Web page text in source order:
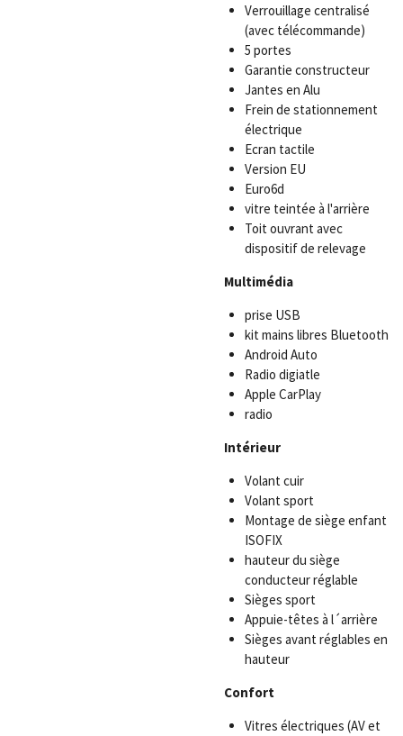
Verrouillage centralisé
(avec télécommande)
5 portes
Garantie constructeur
Jantes en Alu
Frein de stationnement
électrique
Ecran tactile
Version EU
Euro6d
vitre teintée à l'arrière
Toit ouvrant avec
dispositif de relevage
Multimédia
prise USB
kit mains libres Bluetooth
Android Auto
Radio digiatle
Apple CarPlay
radio
Intérieur
Volant cuir
Volant sport
Montage de siège enfant
ISOFIX
hauteur du siège
conducteur réglable
Sièges sport
Appuie-têtes à l´arrière
Sièges avant réglables en
hauteur
Confort
Vitres électriques (AV et